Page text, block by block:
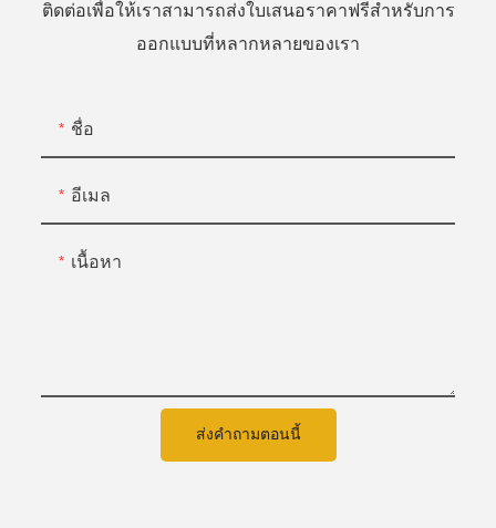
ติดต่อเพื่อให้เราสามารถส่งใบเสนอราคาฟรีสำหรับการ
ออกแบบที่หลากหลายของเรา
ชื่อ
อีเมล
เนื้อหา
ส่งคำถามตอนนี้